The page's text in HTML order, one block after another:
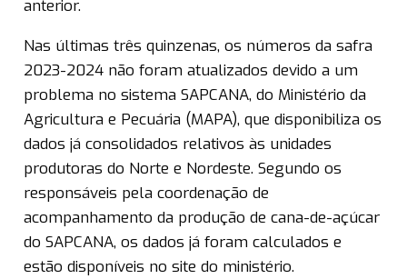
anterior.
Nas últimas três quinzenas, os números da safra
2023-2024 não foram atualizados devido a um
problema no sistema SAPCANA, do Ministério da
Agricultura e Pecuária (MAPA), que disponibiliza os
dados já consolidados relativos às unidades
produtoras do Norte e Nordeste. Segundo os
responsáveis pela coordenação de
acompanhamento da produção de cana-de-açúcar
do SAPCANA, os dados já foram calculados e
estão disponíveis no site do ministério.